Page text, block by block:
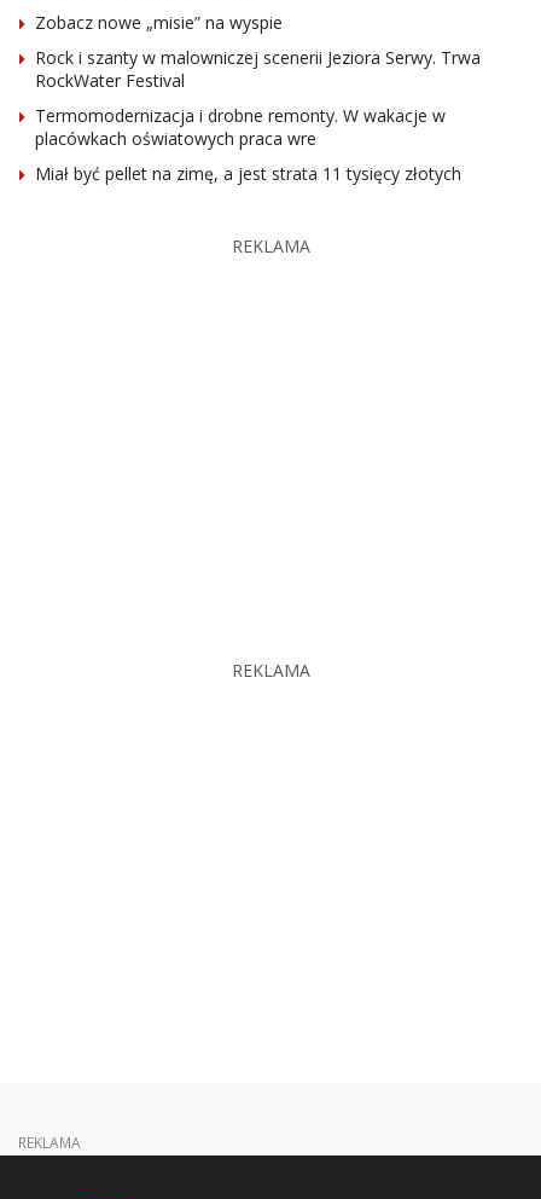
Zobacz nowe „misie” na wyspie
Rock i szanty w malowniczej scenerii Jeziora Serwy. Trwa
RockWater Festival
Termomodernizacja i drobne remonty. W wakacje w
placówkach oświatowych praca wre
Miał być pellet na zimę, a jest strata 11 tysięcy złotych
REKLAMA
REKLAMA
REKLAMA